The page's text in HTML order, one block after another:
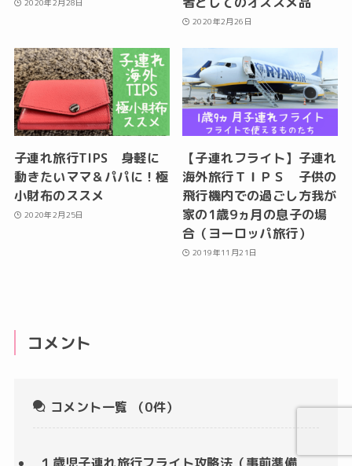
2020年2月28日
2020年2月26日
子連れ旅行TIPS 身軽に
動きたいママ＆パパに！極
小財布のススメ
2020年2月25日
【子連れフライト】子連れ
海外旅行ＴＩＰＳ 子供の
飛行機内での過ごし方我が
家の1歳9ヵ月の息子の場
合（ヨーロッパ旅行）
2019年11月21日
コメント
コメント一覧 （0件）